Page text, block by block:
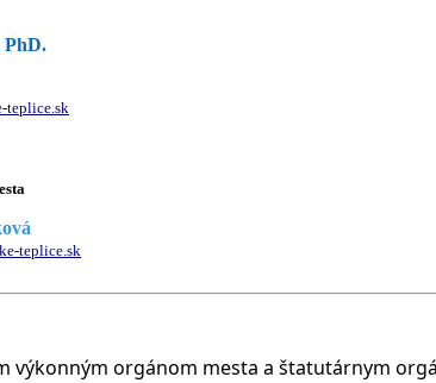
PhD.
teplice.sk
teplice.sk
výkonným orgánom mesta a štatutárnym